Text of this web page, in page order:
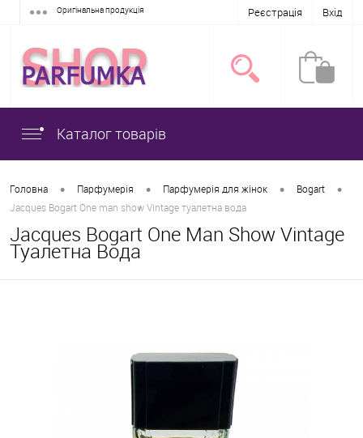
Оригінальна продукція Реєстрація Вхід
Каталог товарів
Головна • Парфумерія • Парфумерія для жінок • Bogart •
Jacques Bogart One man show Vintage туалетна вода
Jacques Bogart One Man Show Vintage
Туалетна Вода